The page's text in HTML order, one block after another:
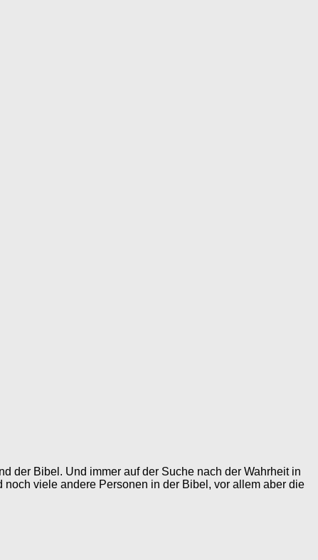
der Bibel. Und immer auf der Suche nach der Wahrheit in
viele andere Personen in der Bibel, vor allem aber die